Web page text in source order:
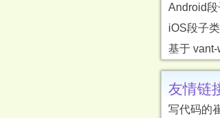
Android
iOS段子
基于
友情链
写代码的